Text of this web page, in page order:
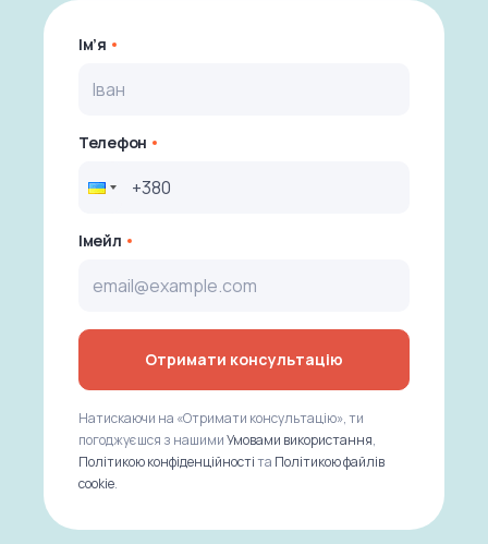
Ім’я
Телефон
Імейл
Отримати консультацію
Натискаючи на «Отримати консультацію», ти
погоджуєшся з нашимиУмовами використання,
Політикою конфіденційностіта Політикою файлів
cookie.